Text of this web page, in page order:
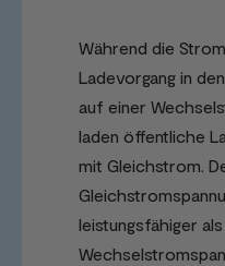
Während die
Ladevorgang in
auf einer
laden öffentliche
mit Gleichstrom.
leistungsfähiger als